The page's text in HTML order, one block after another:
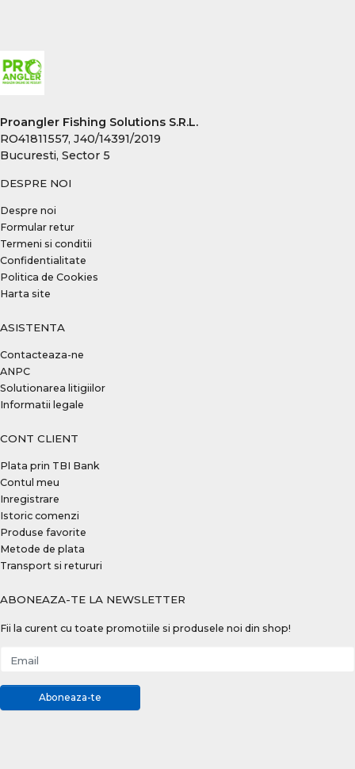
Proangler Fishing Solutions S.R.L.
RO41811557, J40/14391/2019
Bucuresti, Sector 5
DESPRE NOI
Despre noi
Formular retur
Termeni si conditii
Confidentialitate
Politica de Cookies
Harta site
ASISTENTA
Contacteaza-ne
ANPC
Solutionarea litigiilor
Informatii legale
CONT CLIENT
Plata prin TBI Bank
Contul meu
Inregistrare
Istoric comenzi
Produse favorite
Metode de plata
Transport si retururi
ABONEAZA-TE LA NEWSLETTER
Fii la curent cu toate promotiile si produsele noi din shop!
Email
Aboneaza-te